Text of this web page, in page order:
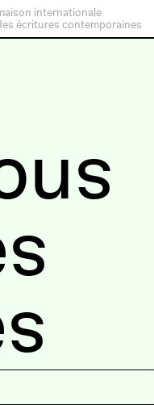
internationale
écritures contemporaines